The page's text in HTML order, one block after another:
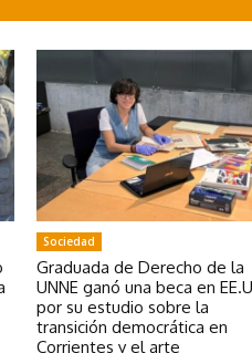
Sociedad
Graduada de Derecho de la
UNNE ganó una beca en
por su estudio sobre la
transición democrática en
Corrientes y el arte